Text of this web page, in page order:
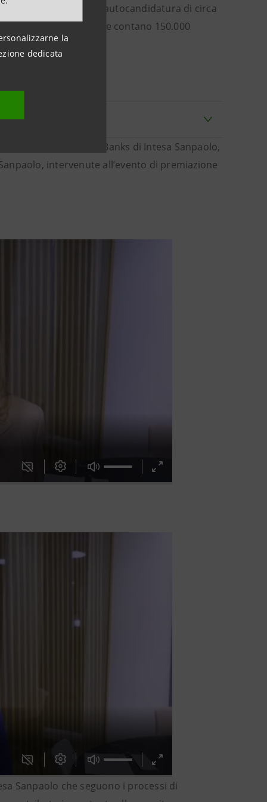
la
dedicata
ha finora accolto l’autocandidatura di circa
che complessivamente contano 150.000
International Banks di Intesa Sanpaolo,
intervenute all’evento di premiazione
Sanpaolo che seguono i processi di